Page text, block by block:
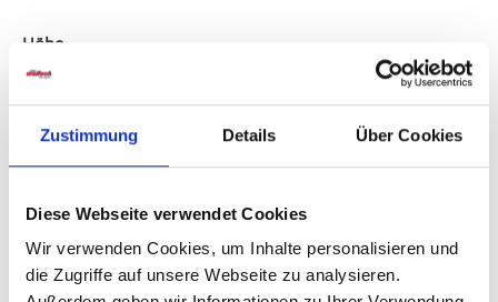
Zustimmung Details Über Cookies
Diese Webseite verwendet Cookies
Wir verwenden Cookies, um Inhalte personalisieren und
die Zugriffe auf unsere Webseite zu analysieren.
Höhe
ca. 20,00 cm
Tiefe
ca. 13,00 cm
Sonstige